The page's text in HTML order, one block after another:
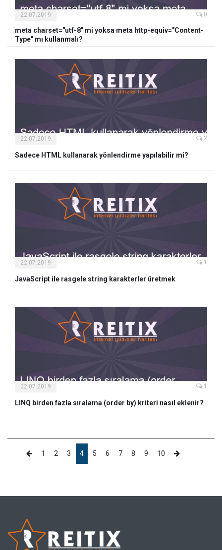
22.07.2019 0
meta charset="utf-8" mi yoksa meta http-equiv="Content-
Type" mı kullanmalı?
22.07.2019 2
Sadece HTML kullanarak yönlendirme yapılabilir mi?
22.07.2019 1
JavaScript ile rasgele string karakterler üretmek
22.07.2019 1
LINQ birden fazla sıralama (order by) kriteri nasıl eklenir?
1 2 3 4 5 6 7 8 9 10